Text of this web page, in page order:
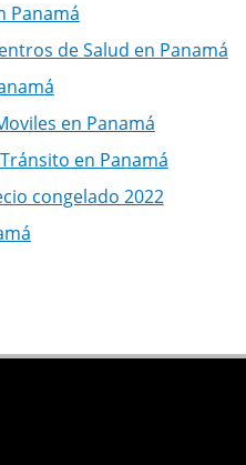
Panamá
de Salud en Panamá
en Panamá
en Panamá
congelado 2022